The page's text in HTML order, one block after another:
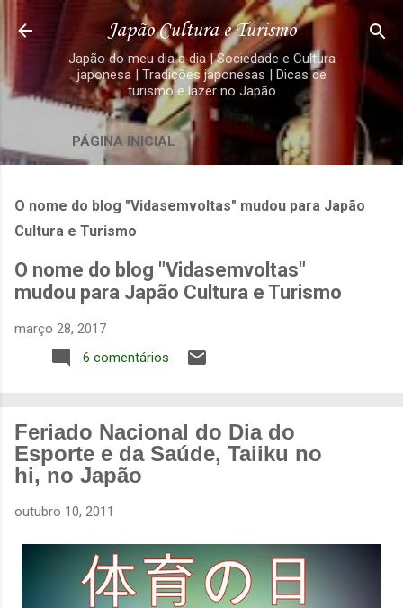
Pular para o conteúdo principal
Japão Cultura e Turismo
Japão do meu dia a dia | Sociedade e Cultura
japonesa | Tradições japonesas | Dicas de
turismo e lazer no Japão
PÁGINA INICIAL
O nome do blog "Vidasemvoltas" mudou para Japão
Cultura e Turismo
O nome do blog "Vidasemvoltas"
mudou para Japão Cultura e Turismo
março 28, 2017
6 comentários
Feriado Nacional do Dia do
Esporte e da Saúde, Taiiku no
hi, no Japão
outubro 10, 2011